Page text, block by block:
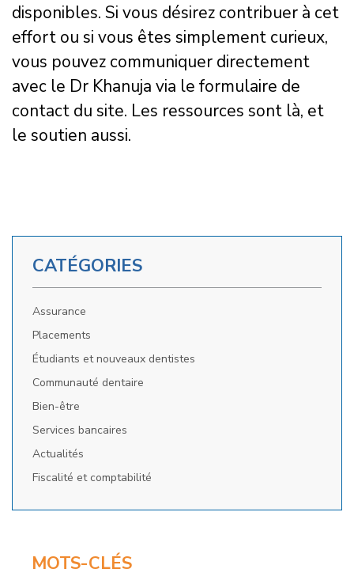
disponibles. Si vous désirez contribuer à cet
effort ou si vous êtes simplement curieux,
vous pouvez communiquer directement
avec le Dr Khanuja via le formulaire de
contact du site. Les ressources sont là, et
le soutien aussi.
CATÉGORIES
Assurance
Placements
Étudiants et nouveaux dentistes
Communauté dentaire
Bien-être
Services bancaires
Actualités
Fiscalité et comptabilité
MOTS-CLÉS